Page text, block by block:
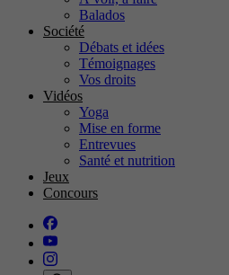
Balados
Société
Débats et idées
Témoignages
Vos droits
Vidéos
Yoga
Mise en forme
Entrevues
Santé et nutrition
Jeux
Concours